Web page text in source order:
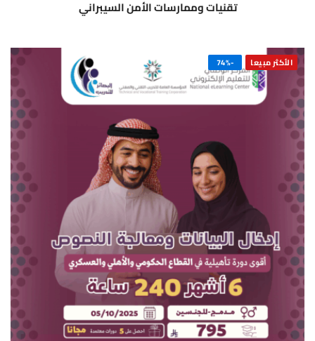
تقنيات وممارسات الأمن السيبراني
الأكثر مبيعا -74%